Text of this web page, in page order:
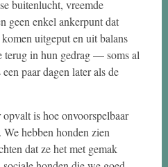
buitenlucht, vreemde
geen enkel ankerpunt dat
uitgeput en uit balans
terug in hun gedrag — soms al
paar dagen later als de
is hoe onvoorspelbaar
hebben honden zien
dat ze het met gemak